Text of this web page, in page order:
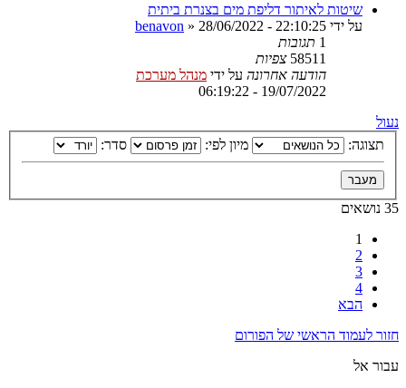
שיטות לאיתור דליפת מים בצנרת ביתית
על ידי
benavon » 28/06/2022 - 22:10:25
1 תגובות
58511 צפיות
הודעה אחרונה על ידי מנהל מערכת
19/07/2022 - 06:19:22
נעול
תצוגה:
מיון לפי: סדר:
35 נושאים
1
2
3
4
הבא
חזור לעמוד הראשי של הפורום
עבור אל